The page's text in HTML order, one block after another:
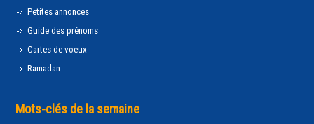
Petites annonces
Guide des prénoms
Cartes de voeux
Ramadan
Mots-clés de la semaine